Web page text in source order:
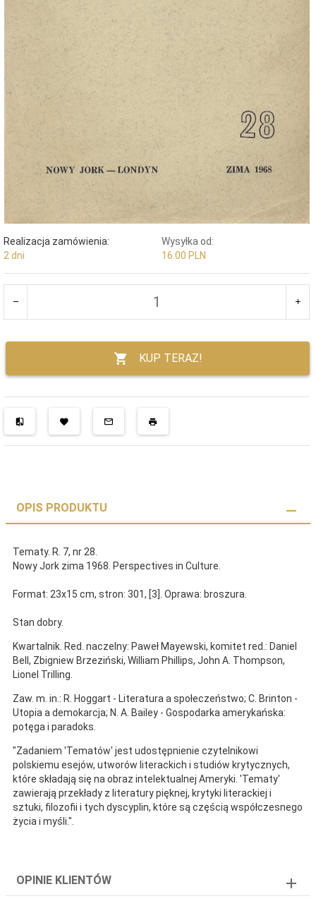
Realizacja zamówienia:
2 dni
Wysyłka od:
16.00 PLN
KUP TERAZ!
OPIS PRODUKTU
Tematy. R. 7, nr 28.
Nowy Jork zima 1968. Perspectives in Culture.
Format: 23x15 cm, stron: 301, [3]. Oprawa: broszura.
Stan dobry.
Kwartalnik. Red. naczelny: Paweł Mayewski, komitet red.: Daniel
Bell, Zbigniew Brzeziński, William Phillips, John A. Thompson,
Lionel Trilling.
Zaw. m. in.: R. Hoggart - Literatura a społeczeństwo; C. Brinton -
Utopia a demokarcja; N. A. Bailey - Gospodarka amerykańska:
potęga i paradoks.
"Zadaniem 'Tematów' jest udostępnienie czytelnikowi
polskiemu esejów, utworów literackich i studiów krytycznych,
które składają się na obraz intelektualnej Ameryki. 'Tematy'
zawierają przekłady z literatury pięknej, krytyki literackiej i
sztuki, filozofii i tych dyscyplin, które są częścią współczesnego
życia i myśli.".
OPINIE KLIENTÓW